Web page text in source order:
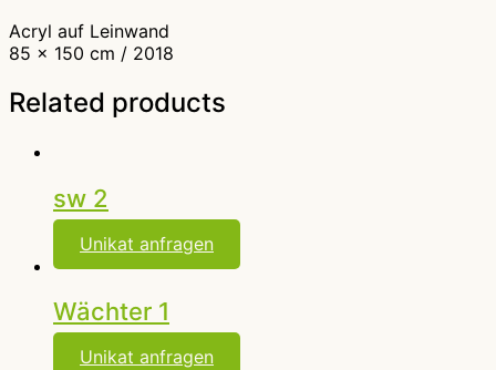
Acryl auf Leinwand
85 x 150 cm / 2018
Related products
sw 2
Unikat anfragen
Wächter 1
Unikat anfragen